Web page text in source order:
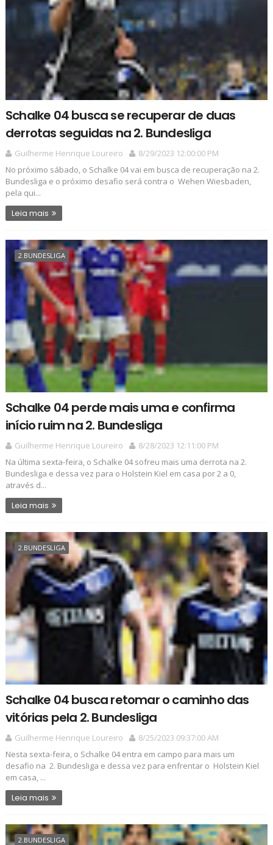
Schalke 04 busca se recuperar de duas
derrotas seguidas na 2. Bundesliga
Guilherme Henrique Loureiro
8/29/2023 12:00:00 PM
No próximo sábado, o Schalke 04 vai em busca de recuperação na 2.
Bundesliga e o próximo desafio será contra o Wehen Wiesbaden,
pela qui...
Leia mais
2.BUNDESLIGA
Schalke 04 perde mais uma e confirma
início ruim na 2. Bundesliga
Guilherme Henrique Loureiro
8/28/2023 12:11:00 PM
Na última sexta-feira, o Schalke 04 sofreu mais uma derrota na 2.
Bundesliga e dessa vez para o Holstein Kiel em casa por 2 a 0,
através d...
Leia mais
2.BUNDESLIGA
Schalke 04 busca retomar o caminho das
vitórias pela 2. Bundesliga
Guilherme Henrique Loureiro
8/25/2023 09:37:00 AM
Nesta sexta-feira, o Schalke 04 entra em campo para mais um
desafio na 2. Bundesliga e dessa vez para enfrentar o Holstein Kiel
em casa, ...
Leia mais
2.BUNDESLIGA